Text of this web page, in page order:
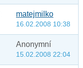
matejmilko
16.02.2008 10:38
Anonymní
15.02.2008 22:04